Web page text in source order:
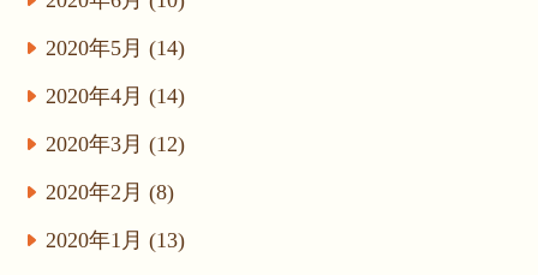
2020年5月 (14)
2020年4月 (14)
2020年3月 (12)
2020年2月 (8)
2020年1月 (13)